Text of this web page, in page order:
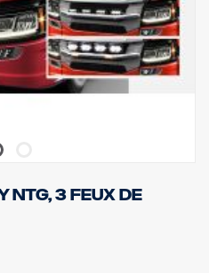
NTG, 3 feux de